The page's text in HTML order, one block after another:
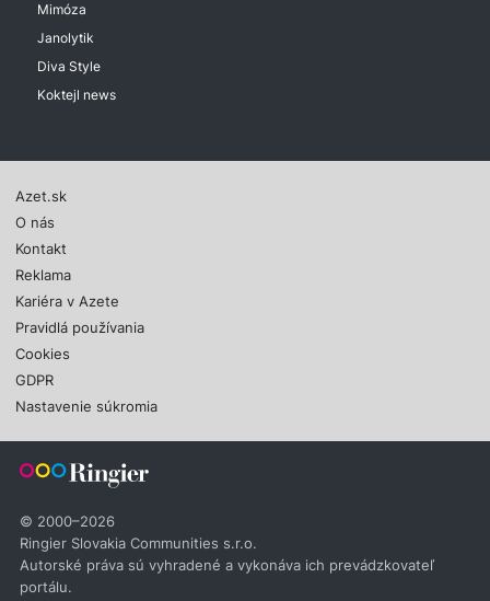
Mimóza
Janolytik
Diva Style
Koktejl news
Azet.sk
O nás
Kontakt
Reklama
Kariéra v Azete
Pravidlá používania
Cookies
GDPR
Nastavenie súkromia
© 2000–2026
Ringier Slovakia Communities s.r.o.
Autorské práva sú vyhradené a vykonáva ich prevádzkovateľ
portálu.